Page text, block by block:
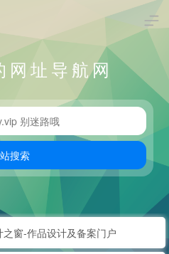
网址导航网
之窗-作品设计及备案门户